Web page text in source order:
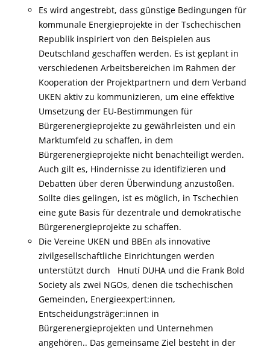
Es wird angestrebt, dass günstige Bedingungen für
kommunale Energieprojekte in der Tschechischen
Republik inspiriert von den Beispielen aus
Deutschland geschaffen werden. Es ist geplant in
verschiedenen Arbeitsbereichen im Rahmen der
Kooperation der Projektpartnern und dem Verband
UKEN aktiv zu kommunizieren, um eine effektive
Umsetzung der EU-Bestimmungen für
Bürgerenergieprojekte zu gewährleisten und ein
Marktumfeld zu schaffen, in dem
Bürgerenergieprojekte nicht benachteiligt werden.
Auch gilt es, Hindernisse zu identifizieren und
Debatten über deren Überwindung anzustoßen.
Sollte dies gelingen, ist es möglich, in Tschechien
eine gute Basis für dezentrale und demokratische
Bürgerenergieprojekte zu schaffen.
Die Vereine UKEN und BBEn als innovative
zivilgesellschaftliche Einrichtungen werden
unterstützt durch Hnutí DUHA und die Frank Bold
Society als zwei NGOs, denen die tschechischen
Gemeinden, Energieexpert:innen,
Entscheidungsträger:innen in
Bürgerenergieprojekten und Unternehmen
angehören.. Das gemeinsame Ziel besteht in der